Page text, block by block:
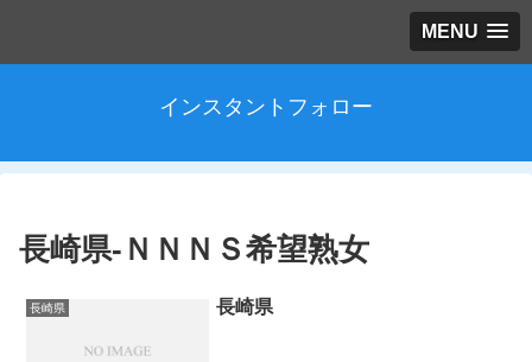
MENU
インスタントフォロー
長崎県-ＮＮＮＳ希望熟女
長崎県 長崎県